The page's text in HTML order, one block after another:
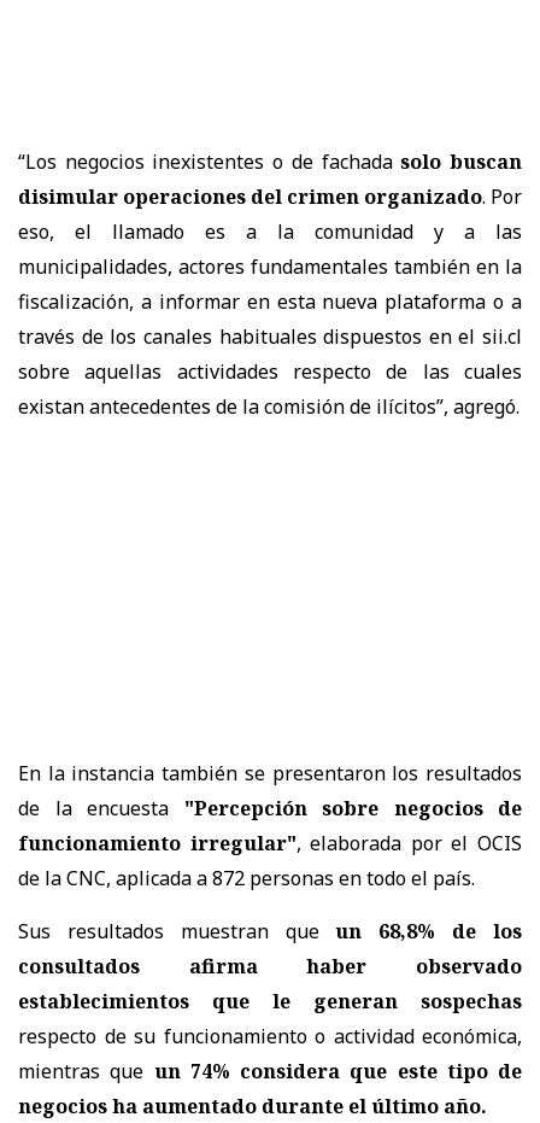
“Los negocios inexistentes o de fachadasolo buscan
disimular operaciones del crimen organizado. Por
eso, el llamado es a la comunidad y a las
municipalidades, actores fundamentales también en la
fiscalización, a informar en esta nueva plataforma o a
través de los canales habituales dispuestos en el sii.cl
sobre aquellas actividades respecto de las cuales
existan antecedentes de la comisión de ilícitos”, agregó.
En la instancia también se presentaron los resultados
de la encuesta "Percepción sobre negocios de
funcionamiento irregular", elaborada por el OCIS
de la CNC, aplicada a 872 personas en todo el país.
Sus resultados muestran queun 68,8% de los
consultados afirma haber observado
establecimientos que le generan sospechas
respecto de su funcionamiento o actividad económica,
mientras que un 74% considera que este tipo de
negocios ha aumentado durante el último año.